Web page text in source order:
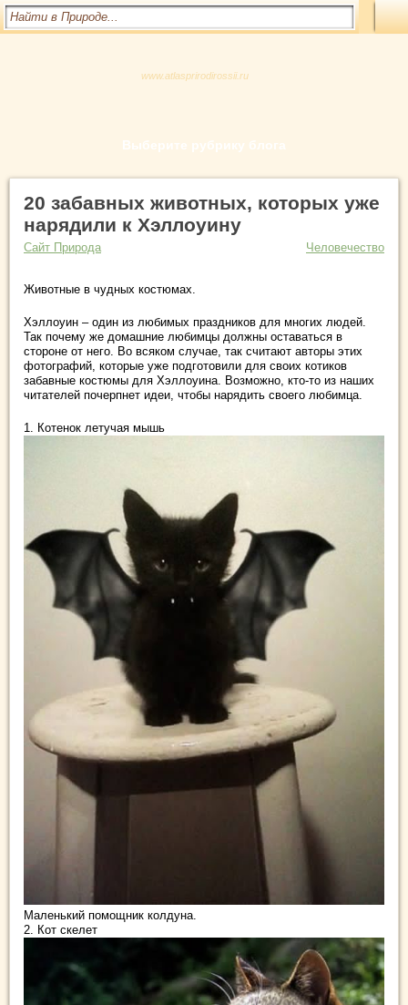
www.atlasprirodirossii.ru
Выберите рубрику блога
20 забавных животных, которых уже
нарядили к Хэллоуину
Сайт Природа Человечество
Животные в чудных костюмах.
Хэллоуин – один из любимых праздников для многих людей.
Так почему же домашние любимцы должны оставаться в
стороне от него. Во всяком случае, так считают авторы этих
фотографий, которые уже подготовили для своих котиков
забавные костюмы для Хэллоуина. Возможно, кто-то из наших
читателей почерпнет идеи, чтобы нарядить своего любимца.
1. Котенок летучая мышь
Маленький помощник колдуна.
2. Кот скелет